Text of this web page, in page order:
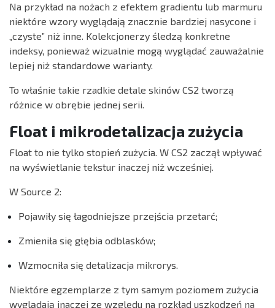
Na przykład na nożach z efektem gradientu lub marmuru
niektóre wzory wyglądają znacznie bardziej nasycone i
„czyste” niż inne. Kolekcjonerzy śledzą konkretne
indeksy, ponieważ wizualnie mogą wyglądać zauważalnie
lepiej niż standardowe warianty.
To właśnie takie rzadkie detale skinów CS2 tworzą
różnice w obrębie jednej serii.
Float i mikrodetalizacja zużycia
Float to nie tylko stopień zużycia. W CS2 zaczął wpływać
na wyświetlanie tekstur inaczej niż wcześniej.
W Source 2:
Pojawiły się łagodniejsze przejścia przetarć;
Zmieniła się głębia odblasków;
Wzmocniła się detalizacja mikrorys.
Niektóre egzemplarze z tym samym poziomem zużycia
wyglądają inaczej ze względu na rozkład uszkodzeń na